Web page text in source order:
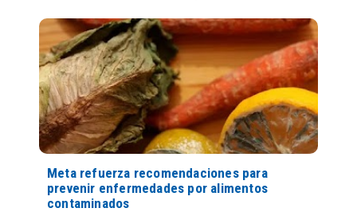
Meta refuerza recomendaciones para
prevenir enfermedades por alimentos
contaminados